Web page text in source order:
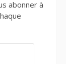
abonner à